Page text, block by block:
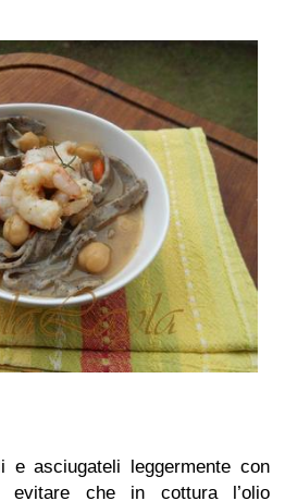
e asciugateli leggermente con
che in cottura l’olio